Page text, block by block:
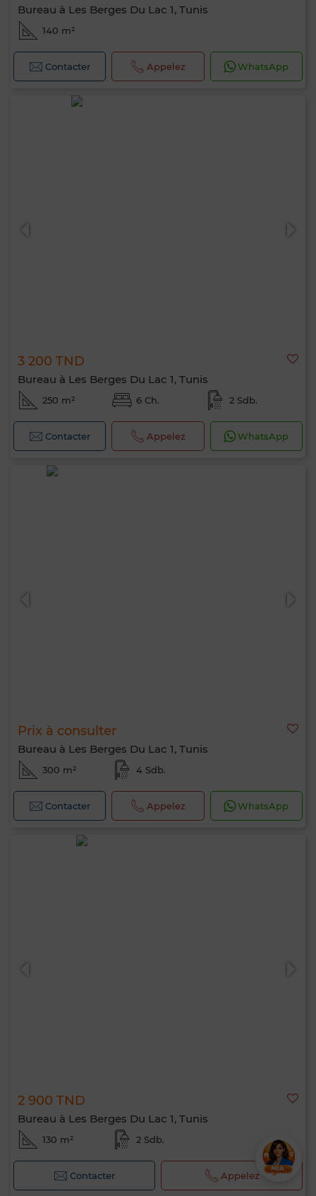
Bureau à Les Berges Du Lac 1, Tunis
140 m²
Contacter Appelez WhatsApp
3 200 TND
Bureau à Les Berges Du Lac 1, Tunis
250 m² 6 Ch. 2 Sdb.
Contacter Appelez WhatsApp
Prix à consulter
Bureau à Les Berges Du Lac 1, Tunis
300 m² 4 Sdb.
Contacter Appelez WhatsApp
2 900 TND
Bureau à Les Berges Du Lac 1, Tunis
130 m² 2 Sdb.
Contacter Appelez